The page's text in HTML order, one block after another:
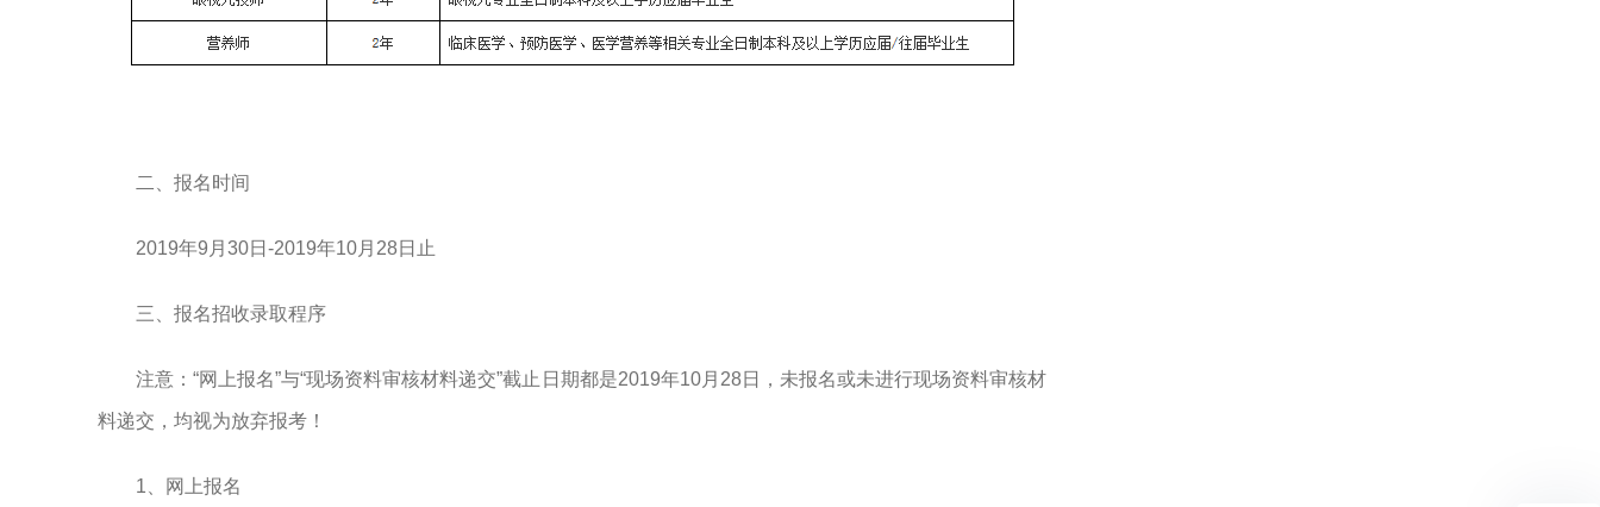
二、报名时间
2019年9月30日-2019年10月28日止
三、报名招收录取程序
注意：“网上报名”与“现场资料审核材料递交”截止日期都是2019年10月28日，未报名或未进行现场资料审核材
料递交，均视为放弃报考！
1、网上报名